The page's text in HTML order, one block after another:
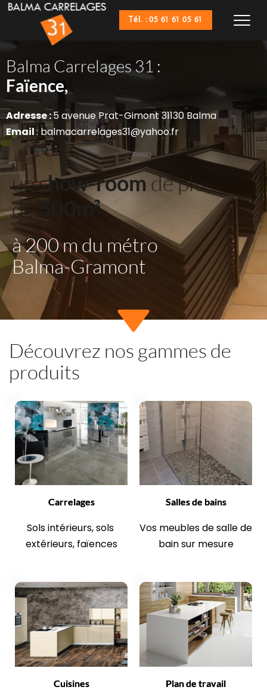
Tél. : 05 61 61 05 61
Balma Carrelages 31 :
Faïence,
Adresse : 5 avenue Prat-Gimont 31130 Balma
Email : balmacarrelages31@yahoo.fr
un show-room de plus
de 500m²
à 200 m du métro
Balma-Gramont
Découvrez nos gammes de
produits
Carrelages
Sols intérieurs, sols
extérieurs, faïences
Salles de bains
Vos meubles de salle de
bain sur mesure
Cuisines Plan de travail